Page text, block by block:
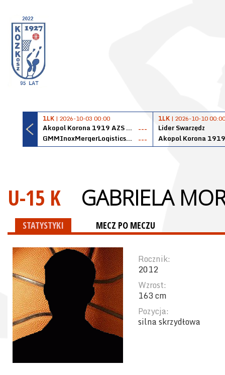
1LK | 2026-10-03 00:00
Akopol Korona 1919 AZS PK Kraków
---
GMMInoxMergerLogisticsPanteryŁańcut
---
1LK | 2026-10-10 00:00
Lider Swarzędz
U-15 K GABRIELA
STATYSTYKI MECZ PO MECZU
Rocznik:
2012
Wzrost:
163 cm
Pozycja:
silna skrzydłowa